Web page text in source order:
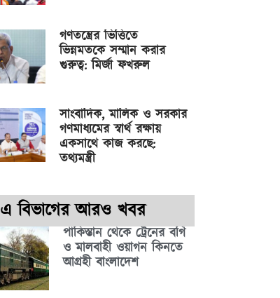
গণতন্ত্রের ভিত্তিতে
ভিন্নমতকে সম্মান করার
গুরুত্ব: মির্জা ফখরুল
সাংবাদিক, মালিক ও সরকার
গণমাধ্যমের স্বার্থ রক্ষায়
একসাথে কাজ করছে:
তথ্যমন্ত্রী
এ বিভাগের আরও খবর
পাকিস্তান থেকে ট্রেনের বগি
ও মালবাহী ওয়াগন কিনতে
আগ্রহী বাংলাদেশ